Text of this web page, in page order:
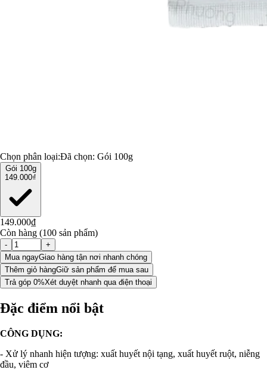
Chọn phân loại:Đã chọn: Gói 100g
Gói 100g
149.000₫
149.000₫
Còn hàng (100 sản phẩm)
-
+
Mua ngayGiao hàng tận nơi nhanh chóng
Thêm giỏ hàngGiữ sản phẩm để mua sau
Trả góp 0%Xét duyệt nhanh qua điện thoại
Đặc điểm nổi bật
CÔNG DỤNG:
- Xử lý nhanh hiện tượng: xuất huyết nội tạng, xuất huyết ruột, niễng
đầu, viêm cơ